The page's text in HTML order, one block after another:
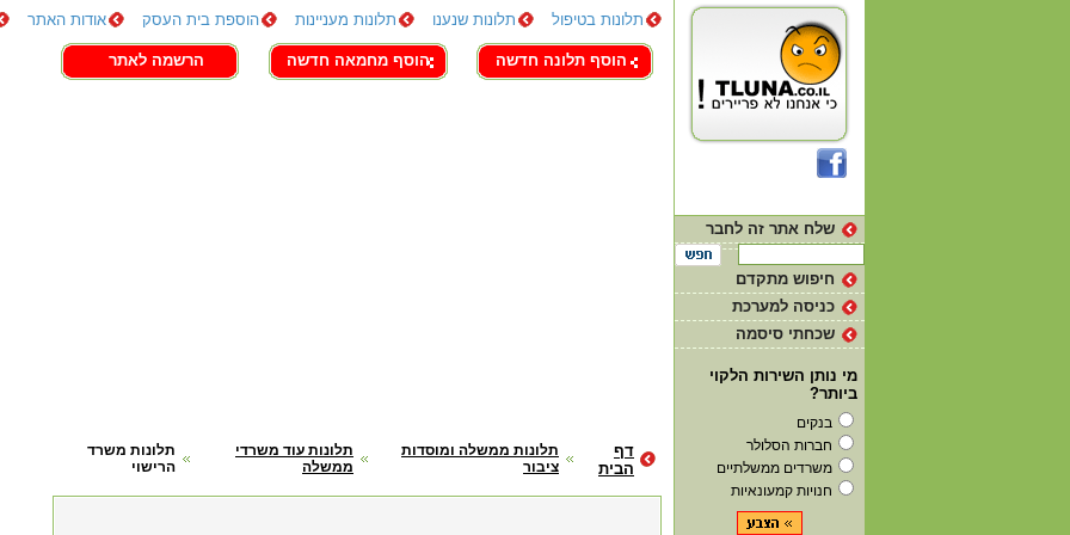
תלונות בטיפול תלונות שנענו תלונות מעניינות הוספת בית העסק אודות האתר
צור קשר
הוסף תלונה חדשה הוסף מחמאה חדשה הרשמה לאתר
תלונות משרד
הרישוי
תלונות עוד משרדי
ממשלה
תלונות ממשלה ומוסדות
ציבור
דף
הבית
שלח אתר זה לחבר
חיפוש מתקדם
כניסה למערכת
שכחתי סיסמה
מי נותן השירות הלקוי
ביותר?
בנקים
חברות הסלולר
משרדים ממשלתיים
חנויות קמעונאיות